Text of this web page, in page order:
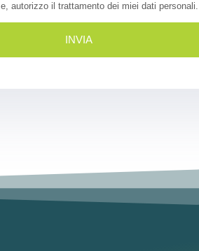
e, autorizzo il trattamento dei miei dati personali.
INVIA